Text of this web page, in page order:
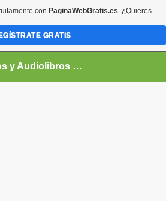
Libros y Audiolibros Para emprendedores
con PaginaWebGratis.es. ¿Quieres
GRATIS